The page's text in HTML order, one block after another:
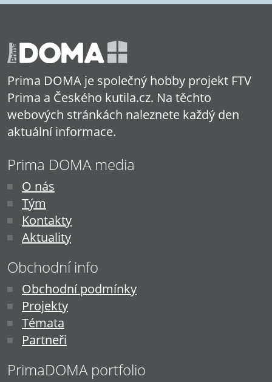
Prima DOMA je společný hobby projekt FTV
Prima a Českého kutila.cz. Na těchto
webových stránkách naleznete každý den
aktuální informace.
Prima DOMA media
O nás
Tým
Kontakty
Aktuality
Obchodní info
Obchodní podmínky
Projekty
Témata
Partneři
PrimaDOMA portfolio